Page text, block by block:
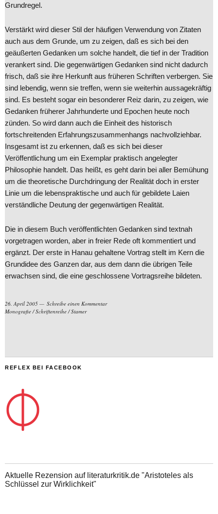
Grundregel.
Verstärkt wird dieser Stil der häufigen Verwendung von Zitaten
auch aus dem Grunde, um zu zeigen, daß es sich bei den
geäußerten Gedanken um solche handelt, die tief in der Tradition
verankert sind. Die gegenwärtigen Gedanken sind nicht dadurch
frisch, daß sie ihre Herkunft aus früheren Schriften verbergen. Sie
sind lebendig, wenn sie treffen, wenn sie weiterhin aussagekräftig
sind. Es besteht sogar ein besonderer Reiz darin, zu zeigen, wie
Gedanken früherer Jahrhunderte und Epochen heute noch
zünden. So wird dann auch die Einheit des historisch
fortschreitenden Erfahrungszusammenhangs nachvollziehbar.
Insgesamt ist zu erkennen, daß es sich bei dieser
Veröffentlichung um ein Exemplar praktisch angelegter
Philosophie handelt. Das heißt, es geht darin bei aller Bemühung
um die theoretische Durchdringung der Realität doch in erster
Linie um die lebenspraktische und auch für gebildete Laien
verständliche Deutung der gegenwärtigen Realität.
Die in diesem Buch veröffentlichten Gedanken sind textnah
vorgetragen worden, aber in freier Rede oft kommentiert und
ergänzt. Der erste in Hanau gehaltene Vortrag stellt im Kern die
Grundidee des Ganzen dar, aus dem dann die übrigen Teile
erwachsen sind, die eine geschlossene Vortragsreihe bildeten.
26. April 2005
Schreibe einen Kommentar
Monografie /Schriftenreihe /Stamer
REFLEX BEI FACEBOOK
Aktuelle Rezension auf literaturkritik.de "Aristoteles als
Schlüssel zur Wirklichkeit"